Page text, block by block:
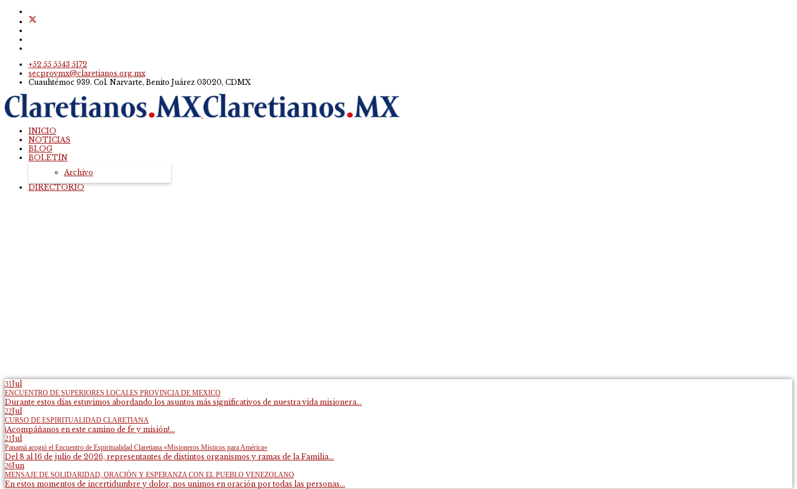
+52 55 5543 5172
secprovmx@claretianos.org.mx
Cuauhtémoc 939. Col. Narvarte, Benito Juárez 03020, CDMX
INICIO
NOTICIAS
BLOG
BOLETÍN
Archivo
DIRECTORIO
31Jul
ENCUENTRO DE SUPERIORES LOCALES PROVINCIA DE MEXICO
Durante estos días estuvimos abordando los asuntos más significativos de nuestra vida misionera...
22Jul
CURSO DE ESPIRITUALIDAD CLARETIANA
¡Acompáñanos en este camino de fe y misión!...
21Jul
Panamá acogió el Encuentro de Espiritualidad Claretiana «Misioneros Místicos para América»
Del 8 al 16 de julio de 2026, representantes de distintos organismos y ramas de la Familia...
26Jun
MENSAJE DE SOLIDARIDAD, ORACIÓN Y ESPERANZA CON EL PUEBLO VENEZOLANO
En estos momentos de incertidumbre y dolor, nos unimos en oración por todas las personas...